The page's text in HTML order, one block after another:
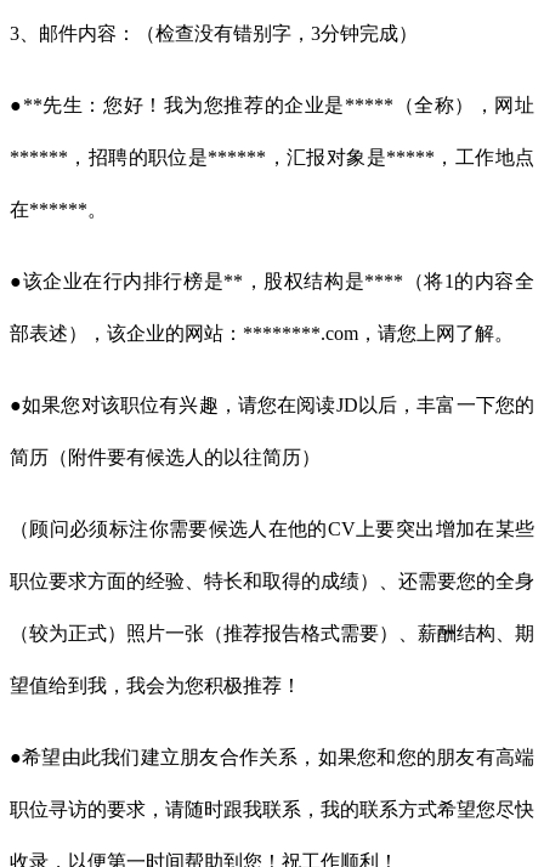
3、邮件内容：（检查没有错别字，3分钟完成）
●**先生：您好！我为您推荐的企业是*****（全称），网址
******，招聘的职位是******，汇报对象是*****，工作地点
在******。
●该企业在行内排行榜是**，股权结构是****（将1的内容全
部表述），该企业的网站：********.com，请您上网了解。
●如果您对该职位有兴趣，请您在阅读JD以后，丰富一下您的
简历（附件要有候选人的以往简历）
（顾问必须标注你需要候选人在他的CV上要突出增加在某些
职位要求方面的经验、特长和取得的成绩）、还需要您的全身
（较为正式）照片一张（推荐报告格式需要）、薪酬结构、期
望值给到我，我会为您积极推荐！
●希望由此我们建立朋友合作关系，如果您和您的朋友有高端
职位寻访的要求，请随时跟我联系，我的联系方式希望您尽快
收录，以便第一时间帮助到您！祝工作顺利！